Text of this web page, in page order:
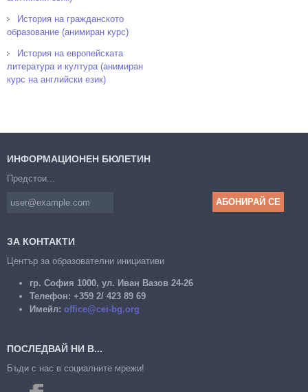
История на гражданското
образование (анимиран курс)
История на европейската
литература и култура (анимиран
курс на английски език)
ИНФОРМАЦИОНЕН БЮЛЕТИН
Предстои...
ЗА КОНТАКТИ
Център за образователни инициативи
гр. София 1000, ул. Иван Вазов 24-26
Телефон: +359 2/ 423 89 69
Имейл: office@cei-bg.org
ПОСЛЕДВАЙ НИ В...
Бъди с нас в социалните мрежи!